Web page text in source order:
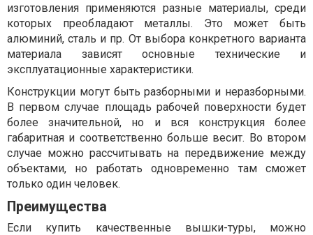
изготовления применяются разные материалы, среди
которых преобладают металлы. Это может быть
алюминий, сталь и пр. От выбора конкретного варианта
материала зависят основные технические и
эксплуатационные характеристики.
Конструкции могут быть разборными и неразборными.
В первом случае площадь рабочей поверхности будет
более значительной, но и вся конструкция более
габаритная и соответственно больше весит. Во втором
случае можно рассчитывать на передвижение между
объектами, но работать одновременно там сможет
только один человек.
Преимущества
Если купить качественные вышки-туры, можно